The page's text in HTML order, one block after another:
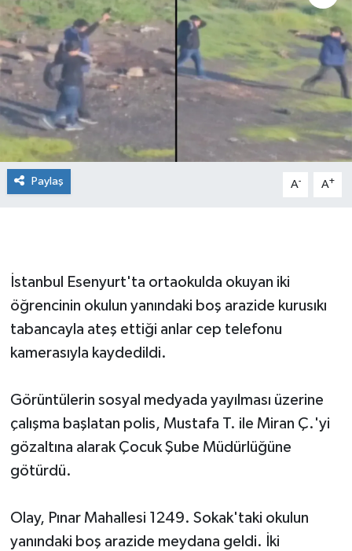
Paylaş A- A+
İstanbul Esenyurt'ta ortaokulda okuyan iki
öğrencinin okulun yanındaki boş arazide kurusıkı
tabancayla ateş ettiği anlar cep telefonu
kamerasıyla kaydedildi.
Görüntülerin sosyal medyada yayılması üzerine
çalışma başlatan polis, Mustafa T. ile Miran Ç.'yi
gözaltına alarak Çocuk Şube Müdürlüğüne
götürdü.
Olay, Pınar Mahallesi 1249. Sokak'taki okulun
yanındaki boş arazide meydana geldi. İki